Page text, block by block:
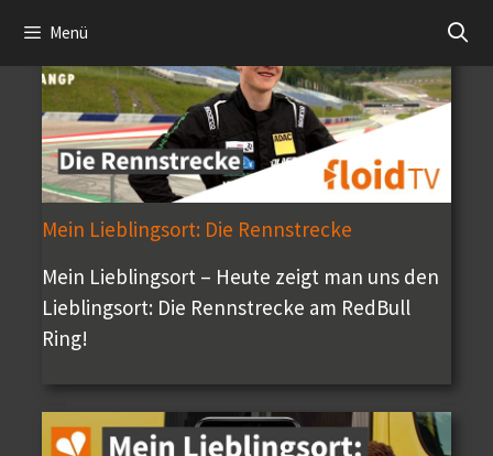
Inhalt
springen
Menü
Mein Lieblingsort: Die Rennstrecke
Mein Lieblingsort – Heute zeigt man uns den
Lieblingsort: Die Rennstrecke am RedBull
Ring!